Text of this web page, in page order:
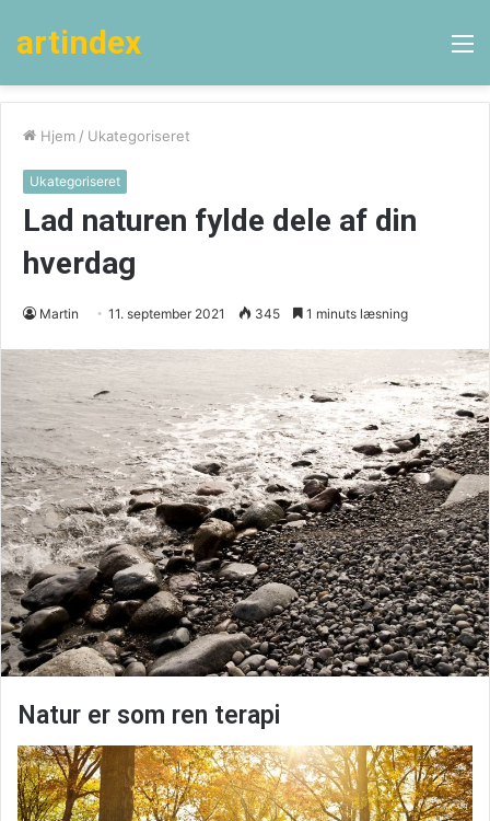
artindex
Hjem / Ukategoriseret
Ukategoriseret
Lad naturen fylde dele af din
hverdag
Martin 11. september 2021 345 1 minuts læsning
Natur er som ren terapi